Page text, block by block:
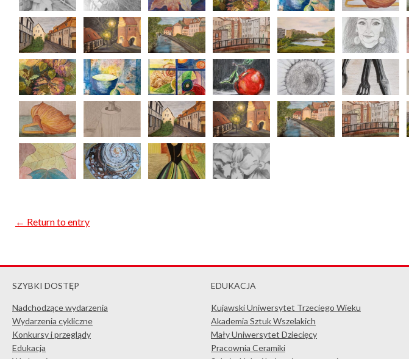
← Return to entry
SZYBKI DOSTĘP
Nadchodzące wydarzenia
Wydarzenia cykliczne
Konkursy i przeglądy
Edukacja
EDUKACJA
Kujawski Uniwersytet Trzeciego Wieku
Akademia Sztuk Wszelakich
Mały Uniwersytet Dziecięcy
Pracownia Ceramiki